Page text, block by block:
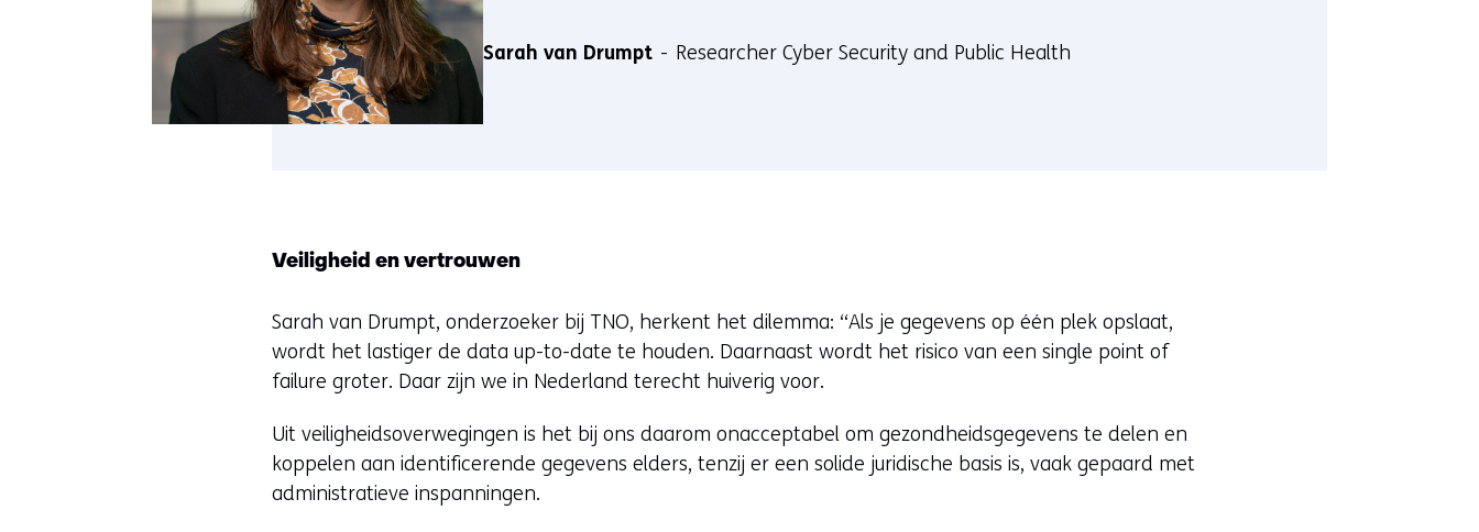
Sarah van Drumpt Researcher Cyber Security and Public Health
Veiligheid en vertrouwen
Sarah van Drumpt, onderzoeker bij TNO, herkent het dilemma: “Als je gegevens op één plek opslaat,
wordt het lastiger de data up-to-date te houden. Daarnaast wordt het risico van een single point of
failure groter. Daar zijn we in Nederland terecht huiverig voor.
Uit veiligheidsoverwegingen is het bij ons daarom onacceptabel om gezondheidsgegevens te delen en
koppelen aan identificerende gegevens elders, tenzij er een solide juridische basis is, vaak gepaard met
administratieve inspanningen.